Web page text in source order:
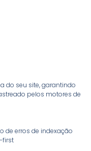
do seu site, garantindo
pelos motores de
de erros de indexação
first